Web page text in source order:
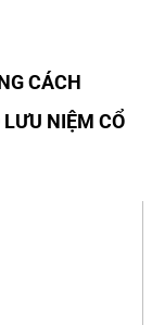
CÁCH
NIỆM CỔ